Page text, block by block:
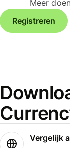
Meer
Registreren
Vergelijk